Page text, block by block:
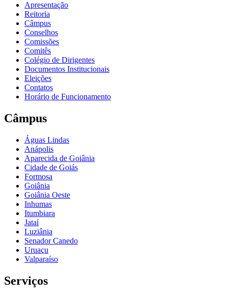
Apresentação
Reitoria
Câmpus
Conselhos
Comissões
Comitês
Colégio de Dirigentes
Documentos Institucionais
Eleições
Contatos
Horário de Funcionamento
Câmpus
Águas Lindas
Anápolis
Aparecida de Goiânia
Cidade de Goiás
Formosa
Goiânia
Goiânia Oeste
Inhumas
Itumbiara
Jataí
Luziânia
Senador Canedo
Uruaçu
Valparaíso
Serviços